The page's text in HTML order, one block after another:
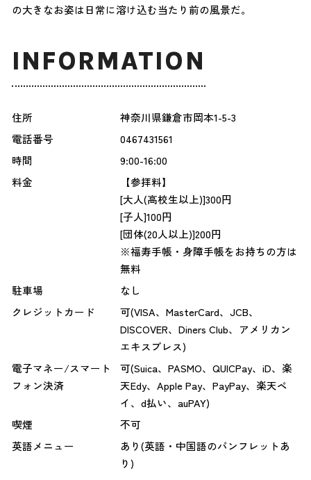
の大きなお姿は日常に溶け込む当たり前の風景だ。
INFORMATION
住所
神奈川県鎌倉市岡本1-5-3
電話番号
0467431561
時間
9:00-16:00
料金
【参拝料】
[大人(高校生以上)]300円
[子人]100円
[団体(20人以上)]200円
※福寿手帳・身障手帳をお持ちの方は
無料
駐車場
なし
クレジットカード
可(VISA、MasterCard、JCB、
DISCOVER、Diners Club、アメリカン
エキスプレス)
電子マネー/スマート
フォン決済
可(Suica、PASMO、QUICPay、iD、楽
天Edy、Apple Pay、PayPay、楽天ペ
イ、d払い、auPAY)
喫煙
不可
英語メニュー
あり(英語・中国語のパンフレットあ
り)